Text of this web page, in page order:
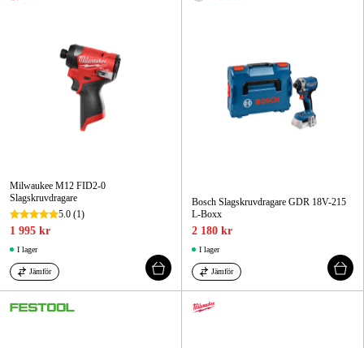
Milwaukee M12 FID2-0
Slagskruvdragare
5.0 (1)
1 995 kr
I lager
Jämför
Bosch Slagskruvdragare GDR 18V-215
L-Boxx
2 180 kr
I lager
Jämför